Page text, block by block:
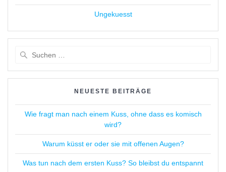
Ungekuesst
NEUESTE BEITRÄGE
Wie fragt man nach einem Kuss, ohne dass es komisch
wird?
Warum küsst er oder sie mit offenen Augen?
Was tun nach dem ersten Kuss? So bleibst du entspannt